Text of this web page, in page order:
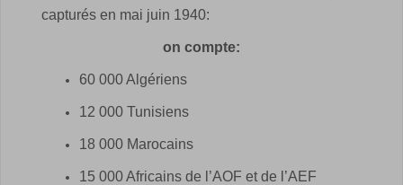
capturés en mai juin 1940:
on compte:
60 000 Algériens
12 000 Tunisiens
18 000 Marocains
15 000 Africains de l’AOF et de l’AEF